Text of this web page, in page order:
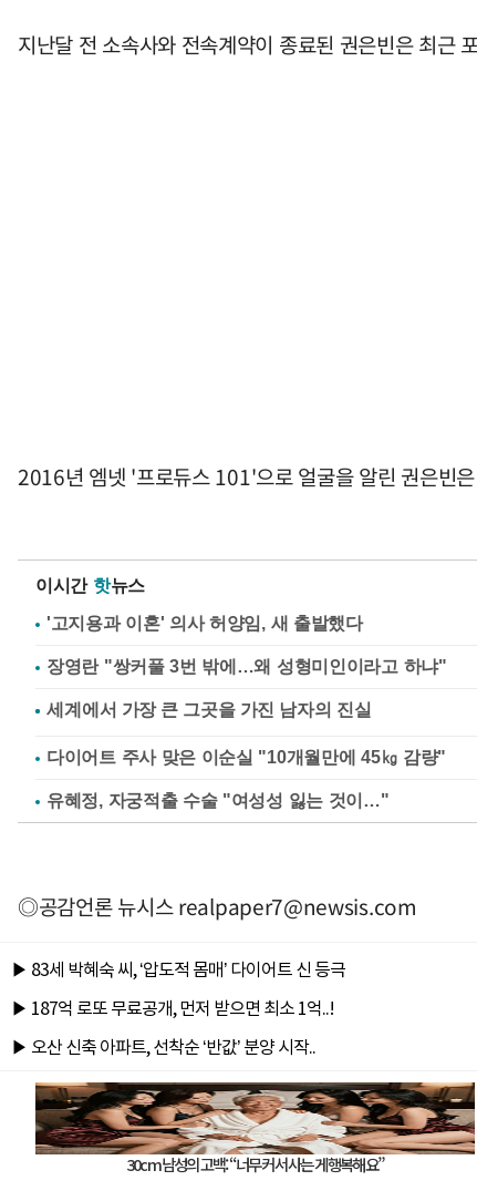
지난달 전 소속사와 전속계약이 종료된 권은빈은 최근
2016년 엠넷 '프로듀스 101'으로 얼굴을 알린 권은빈
이시간 핫뉴스
'고지용과 이혼' 의사 허양임, 새 출발했다
장영란 "쌍커풀 3번 밖에…왜 성형미인이라고 하냐"
다이어트 주사 맞은 이순실 "10개월만에 45㎏ 감량"
유혜정, 자궁적출 수술 "여성성 잃는 것이…"
◎공감언론 뉴시스realpaper7@newsis.com